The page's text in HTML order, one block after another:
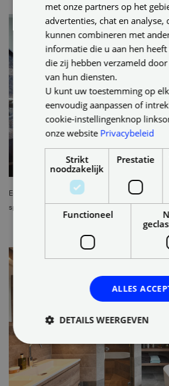
Een keukenparadijs op de zolder: Transformeer
spanplafond en geniet van culinaire avonturen
met onze partners op het
advertenties, chat en analyse,
kunnen combineren met
informatie die u aan hen
die zij hebben verzameld
van hun diensten.
U kunt uw toestemming op
eenvoudig aanpassen of
cookie-instellingenknop
onze website Privacybeleid
Strikt
noodzakelijk
Prestatie
Functioneel
ALLES
DETAILS WEERGEVEN